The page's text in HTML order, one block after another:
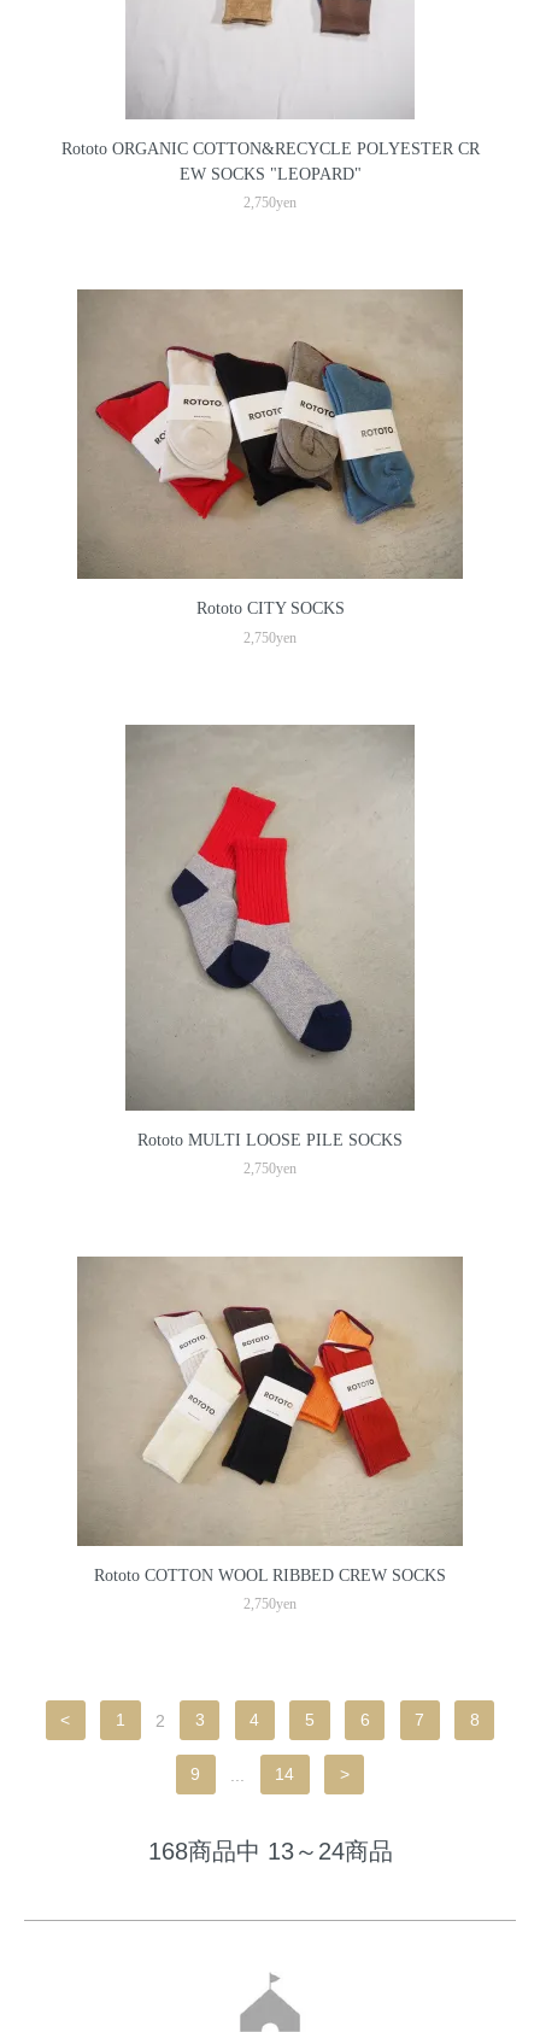
Rototo ORGANIC COTTON&RECYCLE POLYESTER CR
EW SOCKS "LEOPARD"
2,750yen
Rototo CITY SOCKS
2,750yen
Rototo MULTI LOOSE PILE SOCKS
2,750yen
Rototo COTTON WOOL RIBBED CREW SOCKS
2,750yen
< 1 2 3 4 5 6 7 8
9 14 >
168商品中 13～24商品